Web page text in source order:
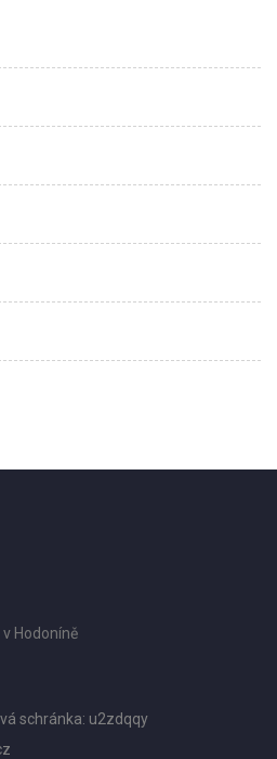
Hodoníně
schránka: u2zdqqy